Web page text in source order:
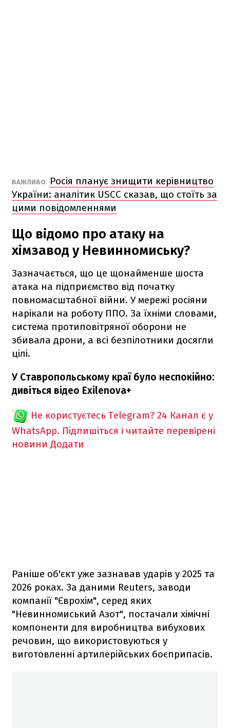
ВАЖЛИВО
Росія планує знищити керівництво
України: аналітик USCC сказав, що стоїть за
цими повідомленнями
Що відомо про атаку на
хімзавод у Невинномиську?
Зазначається, що це щонайменше шоста
атака на підприємство від початку
повномасштабної війни. У мережі росіяни
нарікали на роботу ППО. За їхніми словами,
система протиповітряної оборони не
збивала дрони, а всі безпілотники досягли
цілі.
У Ставропольському краї було неспокійно:
дивіться відео Exilenova+
Не користуєтесь Telegram? 24 Канал є у
WhatsApp. Підпишіться і читайте перевірені
новини Додати
Раніше об'єкт уже зазнавав ударів у 2025 та
2026 роках. За даними Reuters, заводи
компанії "Єврохім", серед яких
"Невинномиський Азот", постачали хімічні
компоненти для виробництва вибухових
речовин, що використовуються у
виготовленні артилерійських боєприпасів.